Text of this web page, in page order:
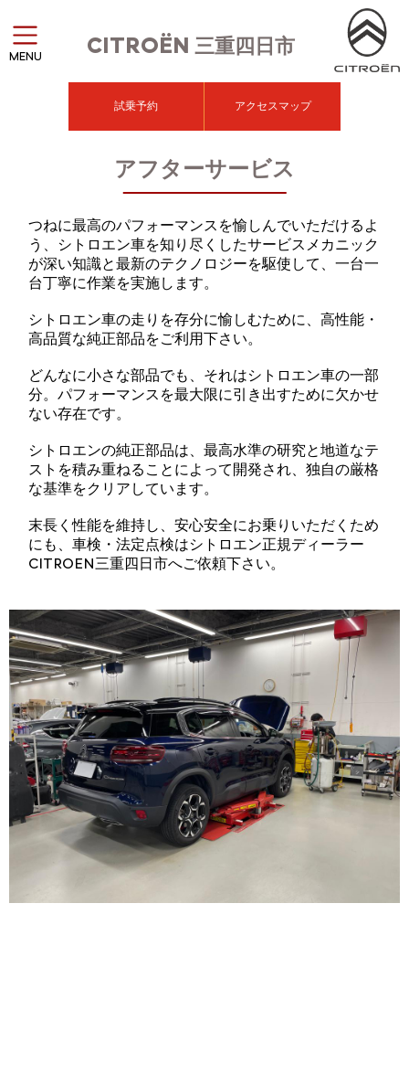
CITROËN 三重四日市
MENU
試乗予約 アクセスマップ
アフターサービス
つねに最高のパフォーマンスを愉しんでいただけるよ
う、シトロエン車を知り尽くしたサービスメカニック
が深い知識と最新のテクノロジーを駆使して、一台一
台丁寧に作業を実施します。
シトロエン車の走りを存分に愉しむために、高性能・
高品質な純正部品をご利用下さい。
どんなに小さな部品でも、それはシトロエン車の一部
分。パフォーマンスを最大限に引き出すために欠かせ
ない存在です。
シトロエンの純正部品は、最高水準の研究と地道なテ
ストを積み重ねることによって開発され、独自の厳格
な基準をクリアしています。
末長く性能を維持し、安心安全にお乗りいただくため
にも、車検・法定点検はシトロエン正規ディーラー
CITROEN三重四日市へご依頼下さい。